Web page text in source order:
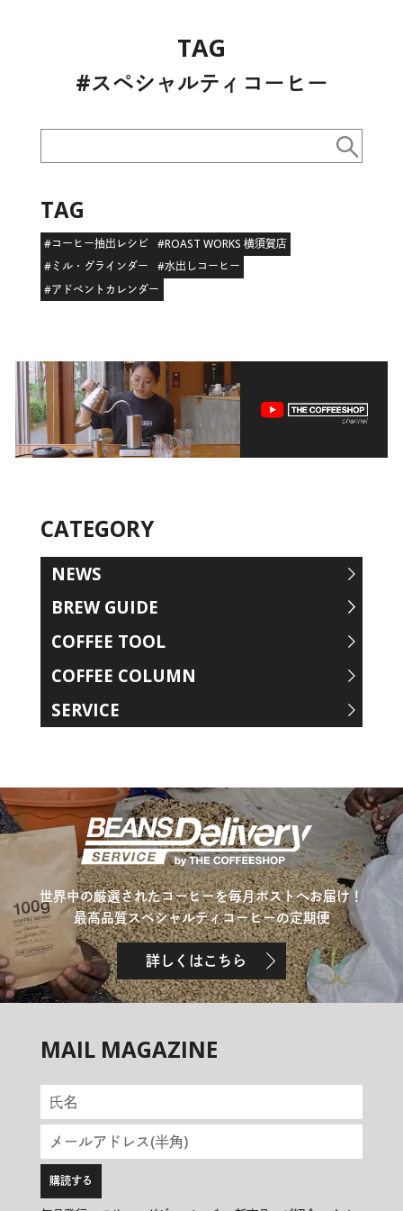
TAG
#スペシャルティコーヒー
TAG
#コーヒー抽出レシピ #ROAST WORKS 横須賀店
#ミル・グラインダー
#水出しコーヒー
#アドベントカレンダー
CATEGORY
NEWS
BREW GUIDE
COFFEE TOOL
COFFEE COLUMN
SERVICE
世界中の厳選されたコーヒーを毎月ポストへお届け！
最高品質スペシャルティコーヒーの定期便
詳しくはこちら
MAIL MAGAZINE